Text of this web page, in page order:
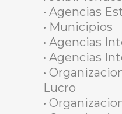
• Agencias
• Municipios
• Agencias
• Agencias
•
Lucro
•